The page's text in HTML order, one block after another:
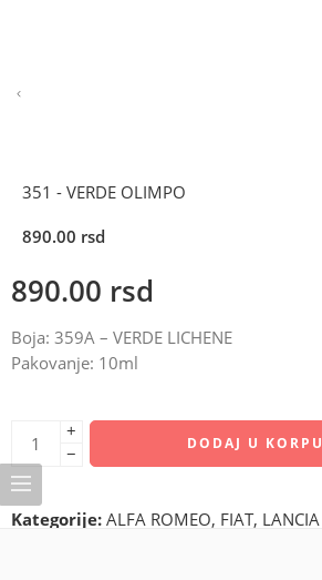
351 - VERDE OLIMPO
890.00 rsd
890.00 rsd
Boja: 359A – VERDE LICHENE
Pakovanje: 10ml
+
−
DODAJ U KORPU
Kategorije: ALFA ROMEO, FIAT, LANCIA